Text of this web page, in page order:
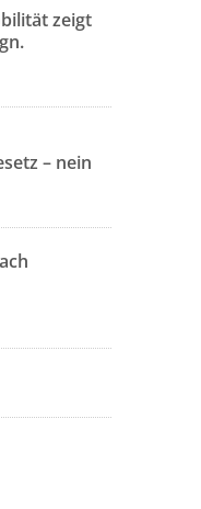
zeigt
– nein